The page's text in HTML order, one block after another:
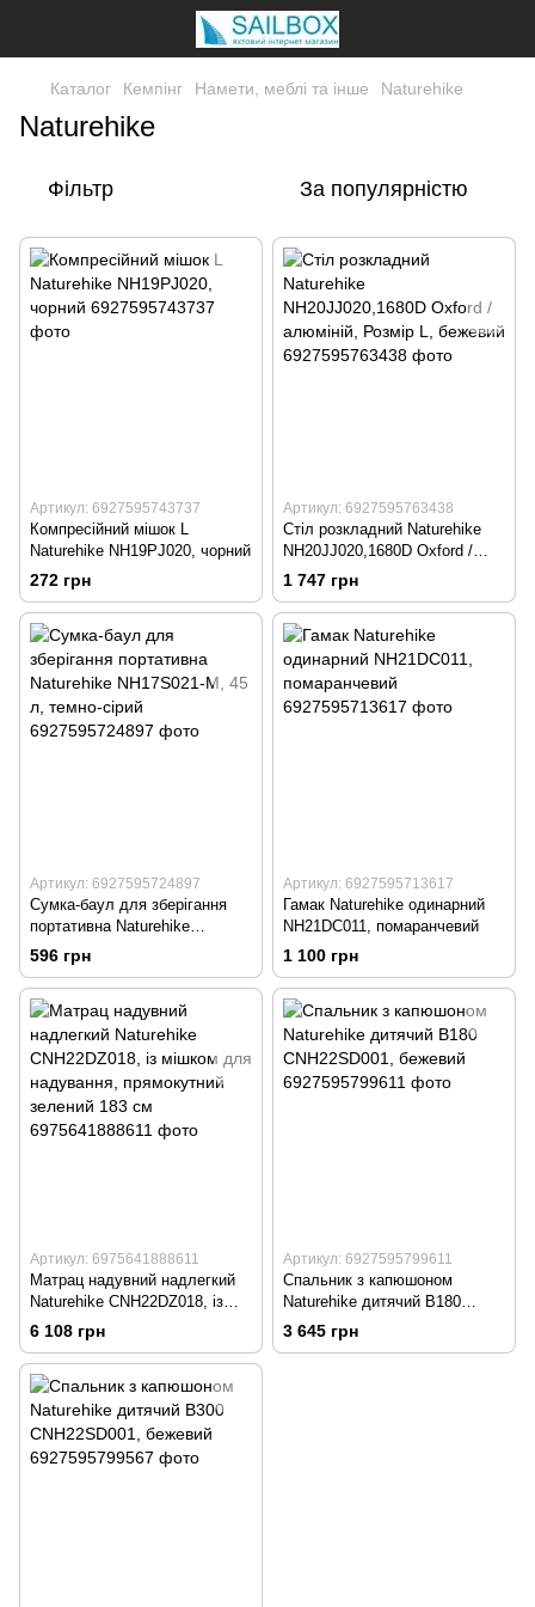
Каталог Кемпінг Намети, меблі та інше Naturehike
Naturehike
Фільтр За популярністю
Артикул: 6927595743737
Компресійний мішок L
Naturehike NH19PJ020, чорний
272 грн
Артикул: 6927595763438
Cтіл розкладний Naturehike
NH20JJ020,1680D Oxford /
алюміній, Розмір L, бежевий
1 747 грн
Артикул: 6927595724897
Сумка-баул для зберігання
портативна Naturehike
NH17S021-M, 45 л, темно-
596 грн
Артикул: 6927595713617
Гамак Naturehike одинарний
NH21DC011, помаранчевий
1 100 грн
Артикул: 6975641888611
Матрац надувний надлегкий
Naturehike CNH22DZ018, із
мішком для надування,
прямокутний зелений 183 см
6 108 грн
Артикул: 6927595799611
Спальник з капюшоном
Naturehike дитячий B180
CNH22SD001, бежевий
3 645 грн